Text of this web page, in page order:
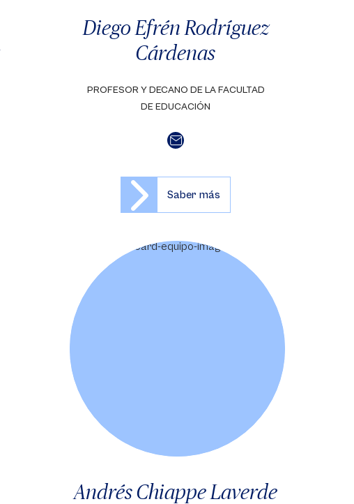
Diego Efrén Rodríguez
Cárdenas
PROFESOR Y DECANO DE LA FACULTAD
DE EDUCACIÓN
Saber más
Andrés Chiappe Laverde